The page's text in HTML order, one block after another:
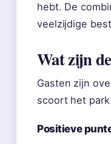
hebt. De
veelzijdige
Wat zijn
Gasten zijn
scoort het
Positieve